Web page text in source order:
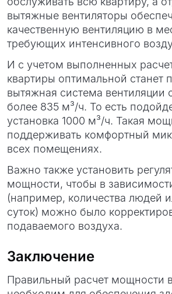
вытяжные вентиляторы
качественную вентиляцию в
требующих интенсивного
И с учетом выполненных
квартиры оптимальной станет
вытяжная система
более 835 м³/ч. То есть
установка 1000 м³/ч. Такая
поддерживать комфортный
всех помещениях.
Важно также установить
мощности, чтобы в
(например, количества людей
суток) можно было
подаваемого воздуха.
Заключение
Правильный расчет мощности